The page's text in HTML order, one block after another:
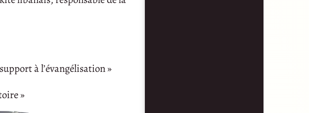
à l’évangélisation »
»